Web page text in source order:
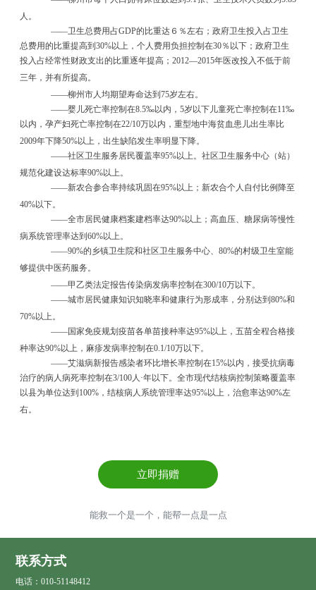
人。
——卫生总费用占GDP的比重达６％左右；政府卫生投入占卫生
总费用的比重提高到 30%以上，个人费用负担控制在30％以下；政府卫生
投入占经常性财政支出的比重逐年提高； 2012—2015年医改投入不低于前
三年，并有所提高。
——柳州市人均期望寿命达到 75岁左右。
——婴儿死亡率控制在8.5‰以内， 5岁以下儿童死亡率控制在11‰
以内，孕产妇死亡率控制在22/10万以内，重型地中海贫血患儿出生率比
2009年下降50%以上，出生缺陷发生率明显下降。
——社区卫生服务居民覆盖率95%以上。社区卫生服务中心（站）
规范化建设达标率90%以上。
——新农合参合率持续巩固在95%以上；新农合个人自付比例降至
40%以下。
——全市居民健康档案建档率达90%以上；高血压、糖尿病等慢性
病系统管理率达到 60%以上。
——90%的乡镇卫生院和社区卫生服务中心、 80%的村级卫生室能
够提供中医药服务。
——甲乙类法定报告传染病发病率控制在300/10万以下。
——城市居民健康知识知晓率和健康行为形成率，分别达到 80%和
70%以上。
——国家免疫规划疫苗各单苗接种率达95%以上，五苗全程合格接
种率达90%以上，麻疹发病率控制在0.1/10万以下。
——艾滋病新报告感染者环比增长率控制在15%以内，接受抗病毒
治疗的病人病死率控制在3/100人 ·年以下。全市现代结核病控制策略覆盖率
以县为单位达到 100% ，结核病人系统管理率达95%以上，治愈率达90%左
右。
立即捐赠
能救一个是一个，能帮一点是一点
联系方式
电话：010-51148412